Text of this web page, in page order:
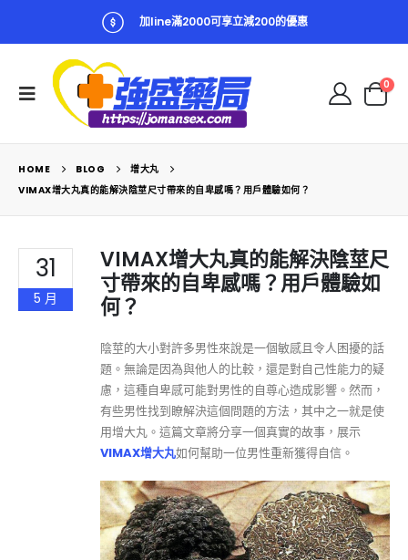
加line滿2000可享立減200的優惠
0
HOME BLOG
增大丸
VIMAX增大丸真的能解決陰莖尺寸帶來的自卑感嗎？用戶體驗如何？
31
5 月
VIMAX增大丸真的能解決陰莖尺
寸帶來的自卑感嗎？用戶體驗如
何？
陰莖的大小對許多男性來說是一個敏感且令人困擾的話
題。無論是因為與他人的比較，還是對自己性能力的疑
慮，這種自卑感可能對男性的自尊心造成影響。然而，
有些男性找到瞭解決這個問題的方法，其中之一就是使
用增大丸。這篇文章將分享一個真實的故事，展示
VIMAX增大丸如何幫助一位男性重新獲得自信。